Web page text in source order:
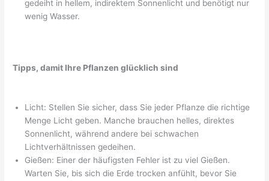
gedeiht in hellem, indirektem Sonnenlicht und benötigt nur
wenig Wasser.
Tipps, damit Ihre Pflanzen glücklich sind
Licht: Stellen Sie sicher, dass Sie jeder Pflanze die richtige
Menge Licht geben. Manche brauchen helles, direktes
Sonnenlicht, während andere bei schwachen
Lichtverhältnissen gedeihen.
Gießen: Einer der häufigsten Fehler ist zu viel Gießen.
Warten Sie, bis sich die Erde trocken anfühlt, bevor Sie